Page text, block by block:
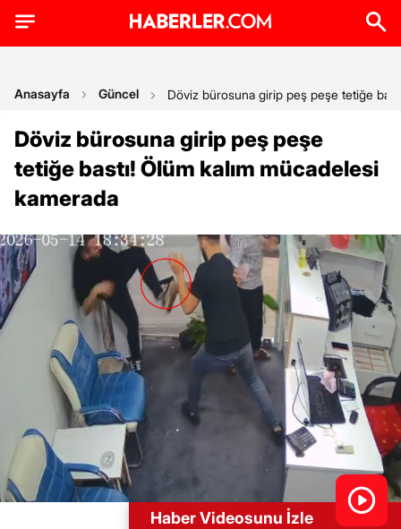
Anasayfa Güncel Döviz bürosuna girip peş peşe tetiğe
Döviz bürosuna girip peş peşe
tetiğe bastı! Ölüm kalım mücadelesi
kamerada
Haber Videosunu İzle